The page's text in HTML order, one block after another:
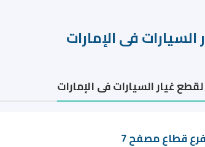
فى الإمارات
غيار السيارات فى الإمارات
قطاع مصفح 7